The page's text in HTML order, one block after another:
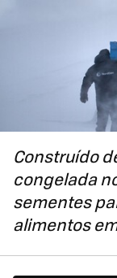
Construído
congelada
sementes
alimentos